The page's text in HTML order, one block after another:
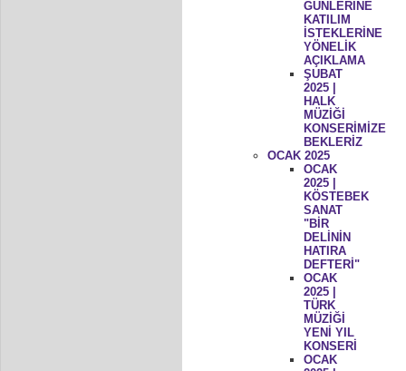
GÜNLERİNE
KATILIM
İSTEKLERİNE
YÖNELİK
AÇIKLAMA
ŞUBAT
2025 |
HALK
MÜZİĞİ
KONSERİMİZE
BEKLERİZ
OCAK 2025
OCAK
2025 |
KÖSTEBEK
SANAT
"BİR
DELİNİN
HATIRA
DEFTERİ"
OCAK
2025 |
TÜRK
MÜZİĞİ
YENİ YIL
KONSERİ
OCAK